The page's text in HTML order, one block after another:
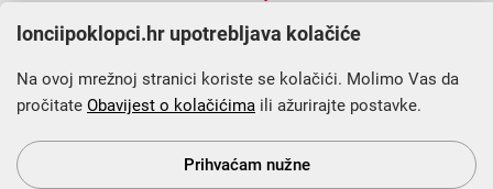
Krajnji primatelj financijskog instrumenta sufinanciranog iz
Europskog fonda za regionalni razvoj u sklopu Operativnog
programa „Konkurentnost i kohezija”.
lonciipoklopci.hr upotrebljava kolačiće
Na ovoj mrežnoj stranici koriste se kolačići. Molimo Vas da
pročitate Obavijest o kolačićima ili ažurirajte postavke.
Prihvaćam nužne